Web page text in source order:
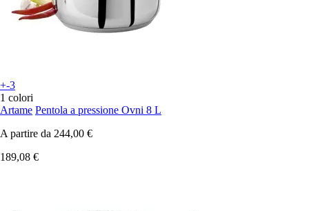
+-3
1 colori
Artame Pentola a pressione Ovni 8 L
A partire da 244,00 €
189,08 €